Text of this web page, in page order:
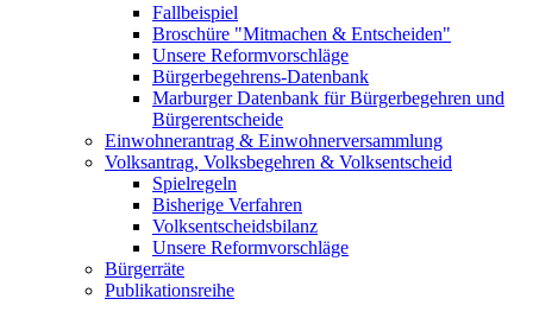
Fallbeispiel
Broschüre "Mitmachen & Entscheiden"
Unsere Reformvorschläge
Bürgerbegehrens-Datenbank
Marburger Datenbank für Bürgerbegehren und
Bürgerentscheide
Einwohnerantrag & Einwohnerversammlung
Volksantrag, Volksbegehren & Volksentscheid
Spielregeln
Bisherige Verfahren
Volksentscheidsbilanz
Unsere Reformvorschläge
Bürgerräte
Publikationsreihe